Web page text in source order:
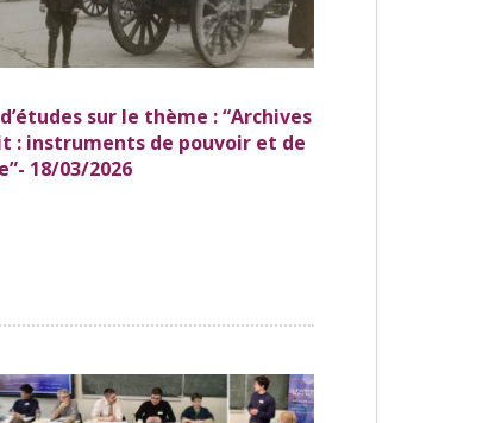
sur le thème : “Archives
: instruments de pouvoir et de
18/03/2026